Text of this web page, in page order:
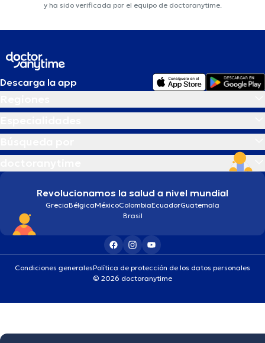
y ha sido verificada por el equipo de doctoranytime.
Descarga la app
Revolucionamos la salud a nivel mundial
GreciaBélgicaMéxicoColombiaEcuadorGuatemala
Brasil
Condiciones generalesPolítica de protección de los datos personales
© 2026 doctoranytime